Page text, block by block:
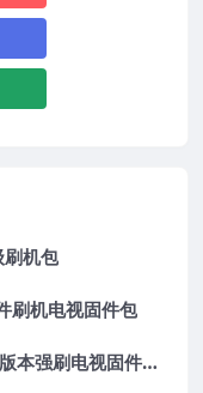
机包
刷机电视固件包
TCL电视V8-S38AT01-LF1V123版本强刷电视固件包下载